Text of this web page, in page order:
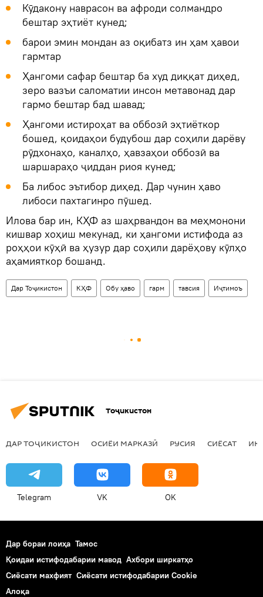
Кӯдакону наврасон ва афроди солмандро
бештар эҳтиёт кунед;
барои эмин мондан аз оқибатз ин ҳам ҳавои
гармтар
Ҳангоми сафар бештар ба худ диққат диҳед,
зеро вазъи саломатии инсон метавонад дар
гармо бештар бад шавад;
Ҳангоми истироҳат ва оббозӣ эҳтиёткор
бошед, қоидаҳои будубош дар соҳили дарёву
рӯдхонаҳо, каналҳо, ҳавзаҳои оббозӣ ва
шаршараҳо ҷиддан риоя кунед;
Ба либос эътибор диҳед. Дар чунин ҳаво
либоси пахтагинро пӯшед.
Илова бар ин, КҲФ аз шаҳрвандон ва меҳмонони
кишвар хоҳиш мекунад, ки ҳангоми истифода аз
роҳҳои кӯҳӣ ва ҳузур дар соҳили дарёҳову кӯлҳо
аҳамияткор бошанд.
Дар Тоҷикистон КҲФ Обу ҳаво гарм тавсия Иҷтимоъ
Тоҷикистон
ДАР ТОҶИКИСТОН ОСИЁИ МАРКАЗӢ РУСИЯ СИЁСАТ
Telegram VK OK
Дар бораи лоиҳа Тамос
Қоидаи истифодабарии мавод Ахбори ширкатҳо
Сиёсати махфият Сиёсати истифодабарии Cookie
Алоқа